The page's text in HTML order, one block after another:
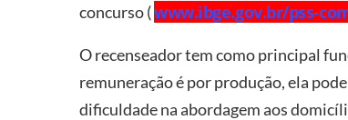
concurso (www.ibge.gov.br/pss-
O recenseador tem como principal
remuneração é por produção, ela
dificuldade na abordagem aos